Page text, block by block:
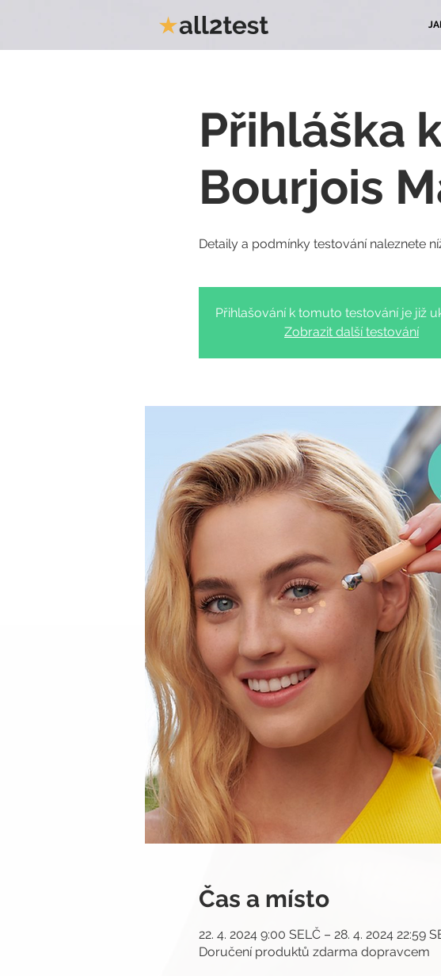
Přihláška
Bourjois
Přihlašování k tomuto testování je již
Zobrazit další testování
Čas a místo
22. 4. 2024 9:00 SELČ – 28. 4. 2024 22:59
Doručení produktů zdarma dopravcem